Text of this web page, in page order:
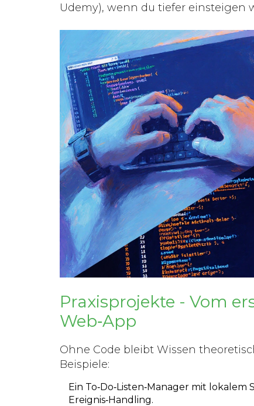
Udemy), wenn du tiefer einsteigen
Praxisprojekte - Vom
Web‑App
Ohne Code bleibt Wissen
Beispiele:
Ein To‑Do‑Listen‑Manager mit lokalem
Ereignis‑Handling.